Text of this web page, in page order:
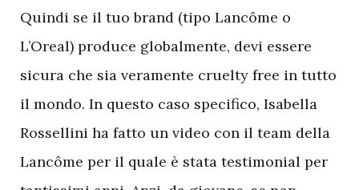
Quindi se il tuo brand (tipo Lancôme o
L’Oreal) produce globalmente, devi essere
sicura che sia veramente cruelty free in tutto
il mondo. In questo caso specifico, Isabella
Rossellini ha fatto un video con il team della
Lancôme per il quale è stata testimonial per